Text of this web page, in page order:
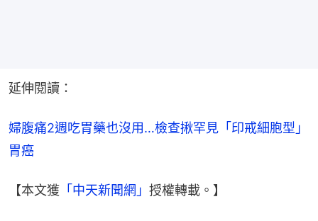
延伸閱讀：
婦腹痛2週吃胃藥也沒用…檢查揪罕見「印戒細胞型」
胃癌
【本文獲 「中天新聞網」 授權轉載。】